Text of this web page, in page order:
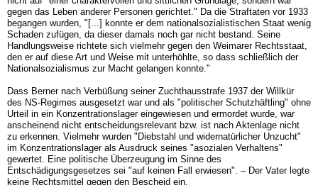
gegen das Leben anderer Personen gerichtet." Da die Straftaten vor 1933
begangen wurden, "[...] konnte er dem nationalsozialistischen Staat wenig
Schaden zufügen, da dieser damals noch gar nicht bestand. Seine
Handlungsweise richtete sich vielmehr gegen den Weimarer Rechtsstaat,
den er auf diese Art und Weise mit unterhöhlte, so dass schließlich der
Nationalsozialismus zur Macht gelangen konnte."
Dass Berner nach Verbüßung seiner Zuchthausstrafe 1937 der Willkür
des NS-Regimes ausgesetzt war und als "politischer Schutzhäftling" ohne
Urteil in ein Konzentrationslager eingewiesen und ermordet wurde, war
anscheinend nicht entscheidungsrelevant bzw. ist nach Aktenlage nicht
zu erkennen. Vielmehr wurden "Diebstahl und widernatürlicher Unzucht"
im Konzentrationslager als Ausdruck seines "asozialen Verhaltens"
gewertet. Eine politische Überzeugung im Sinne des
Entschädigungsgesetzes sei "auf keinen Fall erwiesen". – Der Vater legte
keine Rechtsmittel gegen den Bescheid ein.